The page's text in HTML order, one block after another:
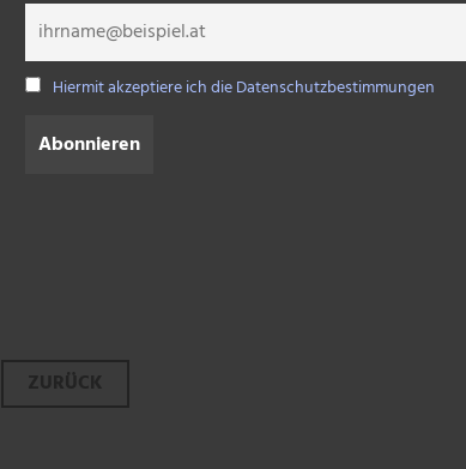
Hiermit akzeptiere ich die Datenschutzbestimmungen
Beitrags-
ZURÜCK